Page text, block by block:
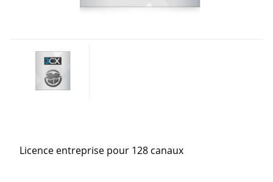
Licence entreprise pour 128 canaux